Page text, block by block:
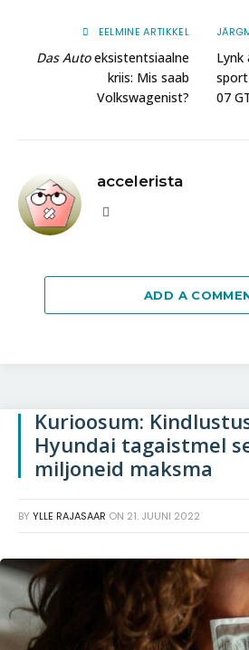
EELMINE ARTIKKEL
Das Autoeksistentsiaalne
kriis: Mis saab
Volkswagenist?
07
accelerista
ADD A
Kurioosum:
Hyundai tagaistmel
miljoneid maksma
BY YLLE RAJASAAR ON 21. JUUNI 2022